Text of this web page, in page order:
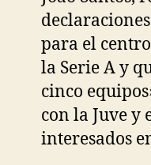
para el
la Serie A y
cinco
con la Juve y
interesados